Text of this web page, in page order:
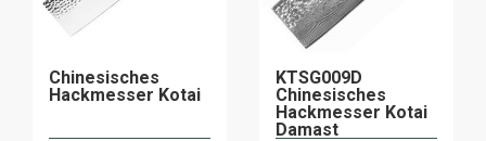
Chinesisches
Hackmesser Kotai
KTSG009D
Chinesisches
Hackmesser Kotai
Damast